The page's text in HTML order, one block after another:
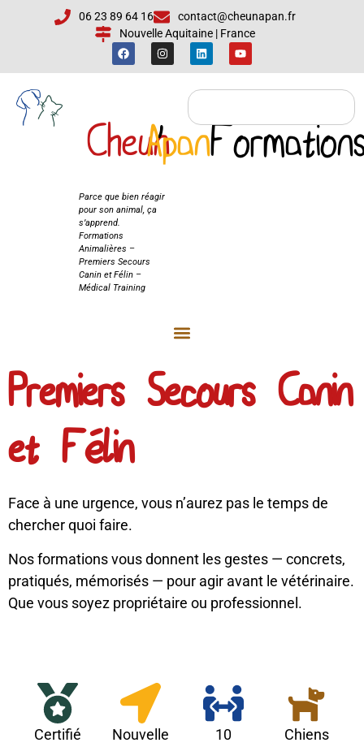
06 23 89 64 16
contact@cheunapan.fr
Nouvelle Aquitaine | France
Cheun
'
Apan
Parce que bien réagir
pour son animal, ça
s’apprend.
Formations
Animalières –
Premiers Secours
Canin et Félin –
Médical Training
Premiers Secours Canin
et Félin
Face à une urgence, vous n’aurez pas le temps de
chercher quoi faire.
Nos formations vous donnent les gestes — concrets,
pratiqués, mémorisés — pour agir avant le vétérinaire.
Que vous soyez propriétaire ou professionnel.
Certifié
Nouvelle
10
Chiens